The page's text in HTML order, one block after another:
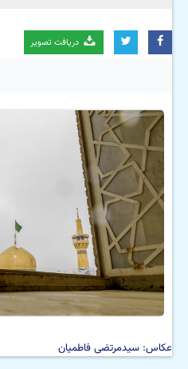
دریافت تصویر
عکاس: سیدمرتضی فاطمیان